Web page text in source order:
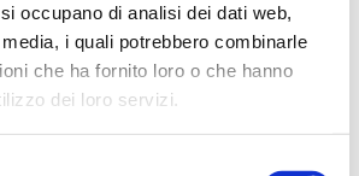
occupano di analisi dei dati web,
i quali potrebbero combinarle
che ha fornito loro o che hanno
dei loro servizi.